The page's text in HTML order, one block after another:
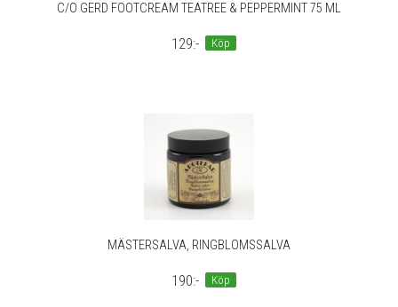
C/O GERD FOOTCREAM TEATREE & PEPPERMINT 75 ML
129:- Köp
MÄSTERSALVA, RINGBLOMSSALVA
190:- Köp